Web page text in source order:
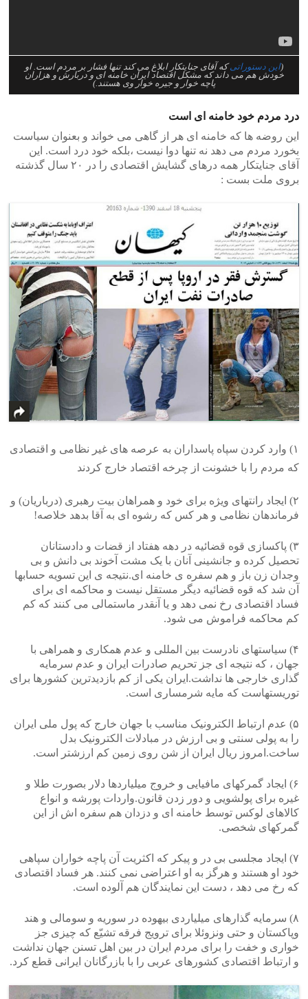
(این دستوراتیکه آقای جنایتکار ابلاغ می کند تنها فشار بر مردم است. او
خودش هم می داند که مشکل اقتصاد ایران خامنه ای و دربارش و هزاران
پاچه خوار و جیره خوار وی هستند.)
درد مردم خود خامنه ای است
این روضه ها که خامنه ای هر از گاهی می خواند و بعنوان سیاست
بخورد مردم می دهد نه تنها دوا نیست ،بلکه خود درد است. این
آقای جنایتکار همه درهای گشایش اقتصادی را در ۲۰ سال گذشته
بروی ملت بست :
۱) وارد کردن سپاه پاسداران به عرصه های غیر نظامی و اقتصادی
که مردم را با خشونت از چرخه اقتصاد خارج کردند
۲) ایجاد رانتهای ویژه برای خود و همراهان بیت رهبری (درباریان) و
فرماندهان نظامی و هر کس که رشوه ای به آقا بدهد خلاصه!
۳) پاکسازی قوه قضائیه در دهه هفتاد از قضات و دادستانان
تحصیل کرده و جانشینی آنان با یک مشت آخوند بی دانش و بی
وجدان زن باز و هم سفره ی خامنه ای.نتیجه ی این تسویه حسابها
آن شد که قوه قضائیه دیگر مستقل نیست و محاکمه ای برای
فساد اقتصادی رخ نمی دهد و یا آنقدر ماستمالی می کنند که کم
کم محاکمه فراموش می شود.
۴) سیاستهای نادرست بین المللی و عدم همکاری و همراهی با
جهان ، که نتیجه ای جز تحریم صادرات ایران و عدم سرمایه
گذاری خارجی ها نداشت.ایران یکی از کم بازدیدترین کشورها برای
توریستهاست که مایه شرمساری است.
۵) عدم ارتباط الکترونیک مناسب با جهان خارج که پول ملی ایران
را به پولی سنتی و بی ارزش در مبادلات الکترونیک بدل
ساخت.امروز ریال ایران از شن روی زمین کم ارزشتر است.
۶) ایجاد گمرکهای مافیایی و خروج میلیاردها دلار بصورت طلا و
غیره برای پولشویی و دور زدن قانون.واردات پورشه و انواع
کالاهای لوکس توسط خامنه ای و دزدان هم سفره اش از این
گمرکهای شخصی.
۷) ایجاد مجلسی بی در و پیکر که اکثریت آن پاچه خواران سپاهی
خود او هستند و هرگز به او اعتراضی نمی کنند. هر فساد اقتصادی
که رخ می دهد ، دست این نمایندگان هم آلوده است.
۸) سرمایه گذارهای میلیاردی بیهوده در سوریه و سومالی و هند
وپاکستان و حتی ونزوئلا برای ترویج فرقه تشیّع که چیزی جز
خواری و خفت را برای مردم ایران در بین اهل تسنن جهان نداشت
و ارتباط اقتصادی کشورهای عربی را با بازرگانان ایرانی قطع کرد.